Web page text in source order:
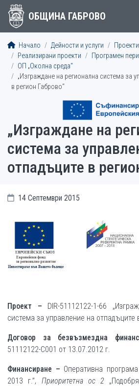
ОБЩИНА ГАБРОВО
Начало Дейности и услуги
Реализирани проекти
Програмен
ОП „Околна среда“
„Изграждане на регионална система за
в регион Габрово“
„Изграждане на
система за
отпадъците в
14 Септември 2015
Проект – DIR-51112122-1-66
система за управление на отпадъците
Договор за безвъзмездна
51112122-С001 от 13.07.2012 г.
Финансиране – Оперативна
2013 г.”, Приоритетна ос 2